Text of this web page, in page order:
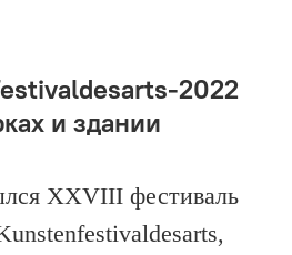
2022
и здании
XXVIII фестиваль